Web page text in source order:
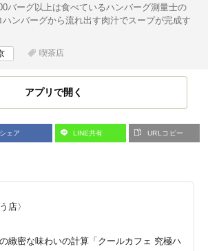
バーグ以上は食べているハンバーグ測量士の
ンバーグから流れ出す肉汁でスープが完成す
喫茶店
アプリで開く
シェア LINE共有 URLコピー
店〉
緻密な味わいの計算「クールカフェ 究極ハ